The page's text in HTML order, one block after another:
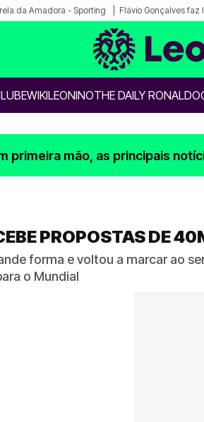
da Amadora - Sporting Flávio Gonçalves
WIKILEONINOTHE DAILY RONALDO
primeira mão, as principais
PROPOSTAS DE
forma e voltou a marcar ao
o Mundial